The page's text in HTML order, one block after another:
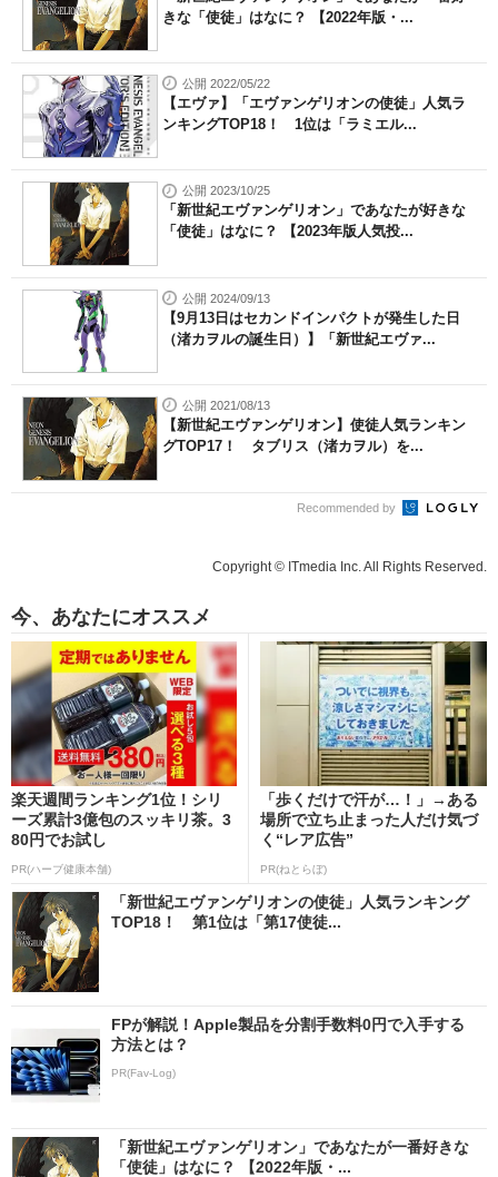
きな「使徒」はなに？ 【2022年版・...
公開 2022/05/22
【エヴァ】「エヴァンゲリオンの使徒」人気ラ
ンキングTOP18！ 1位は「ラミエル...
公開 2023/10/25
「新世紀エヴァンゲリオン」であなたが好きな
「使徒」はなに？ 【2023年版人気投...
公開 2024/09/13
【9月13日はセカンドインパクトが発生した日
（渚カヲルの誕生日）】「新世紀エヴァ...
公開 2021/08/13
【新世紀エヴァンゲリオン】使徒人気ランキン
グTOP17！ タブリス（渚カヲル）を...
Recommended by
Copyright © ITmedia Inc. All Rights Reserved.
今、あなたにオススメ
楽天週間ランキング1位！シリ
ーズ累計3億包のスッキリ茶。3
80円でお試し
PR(ハーブ健康本舗)
「歩くだけで汗が…！」→ある
場所で立ち止まった人だけ気づ
く“レア広告”
PR(ねとらぼ)
「新世紀エヴァンゲリオンの使徒」人気ランキング
TOP18！ 第1位は「第17使徒...
FPが解説！Apple製品を分割手数料0円で入手する
方法とは？
PR(Fav-Log)
「新世紀エヴァンゲリオン」であなたが一番好きな
「使徒」はなに？ 【2022年版・...